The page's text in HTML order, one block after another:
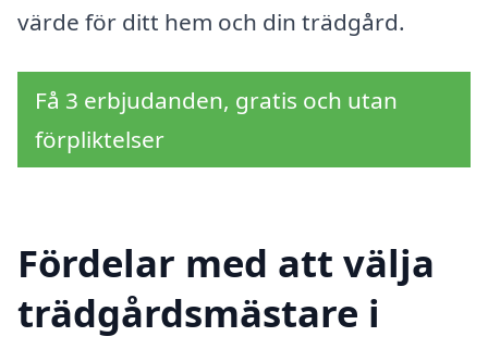
värde för ditt hem och din trädgård.
Få 3 erbjudanden, gratis och utan
förpliktelser
Fördelar med att välja
trädgårdsmästare i